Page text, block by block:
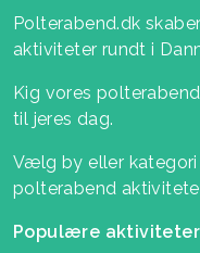
Polterabend.dk
aktiviteter rundt i
Kig vores
til jeres dag.
Vælg by eller
polterabend
Populære aktiviteter